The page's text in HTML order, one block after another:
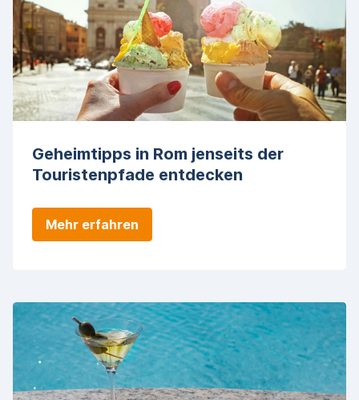
Geheimtipps in Rom jenseits der
Touristenpfade entdecken
Mehr erfahren